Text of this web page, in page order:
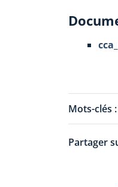
Mots-clés :
Partager